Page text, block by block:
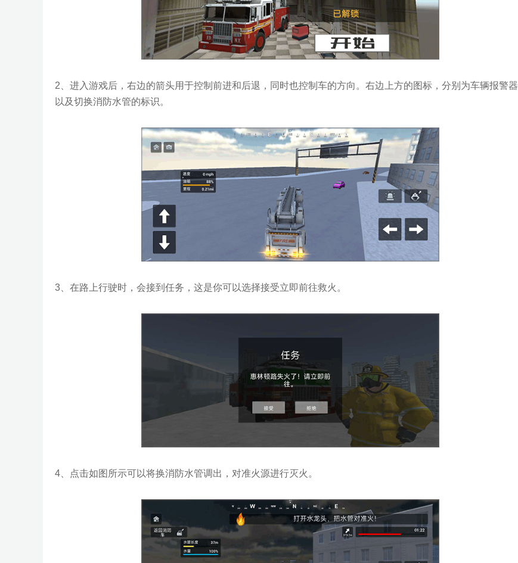
2、进入游戏后，右边的箭头用于控制前进和后退，同时也控制车的方向。右边上方的图标，分别为车辆报警器
以及切换消防水管的标识。
3、在路上行驶时，会接到任务，这是你可以选择接受立即前往救火。
4、点击如图所示可以将换消防水管调出，对准火源进行灭火。